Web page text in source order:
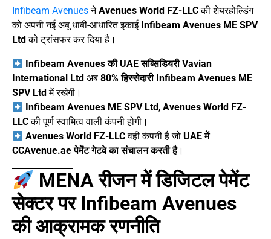
Infibeam AvenuesनेAvenues World FZ-LLCकी शेयरहोल्डिंग
को अपनी नई अबू धाबी-आधारित इकाई Infibeam Avenues ME SPV
Ltd को ट्रांसफर कर दिया है।
Infibeam Avenues की UAE सब्सिडियरी Vavian
International Ltd अब 80% हिस्सेदारी Infibeam Avenues ME
SPV Ltd में रखेगी।
Infibeam Avenues ME SPV Ltd ,Avenues World FZ-
LLCकी पूर्ण स्वामित्व वाली कंपनी होगी।
Avenues World FZ-LLCवही कंपनी है जोUAE में
CCAvenue.ae पेमेंट गेटवे का संचालन करती है।
MENA रीजन में डिजिटल पेमेंट
सेक्टर पर Infibeam Avenues
की आक्रामक रणनीति